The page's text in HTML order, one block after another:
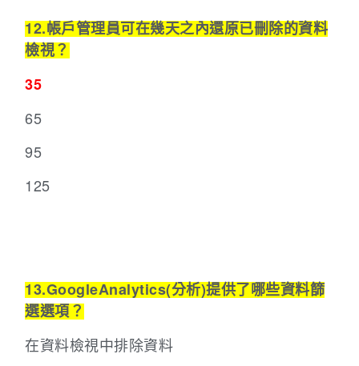
12.帳戶管理員可在幾天之內還原已刪除的資料
檢視？
35
65
95
125
13.GoogleAnalytics(分析)提供了哪些資料篩
選選項？
在資料檢視中排除資料